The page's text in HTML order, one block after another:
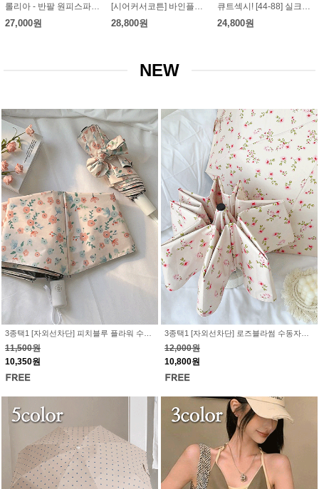
롤리아 - 반팔 원피스파자마 잠옷 홈웨어 코튼 나시 여름 공주풍 신혼부부 커플
27,000원
[시어커서코튼] 바인플라워 반팔 원피스파자마 여름홈웨어 잠옷 신혼부부 선물 커플
28,800원
큐트섹시! [44-88] 실크베어 - 반팔셔츠 원피스파자마 반팔슬립 잠옷 홈웨어 슬립재질 슬립소재
24,800원
NEW
11,500원
10,350원
12,000원
10,800원